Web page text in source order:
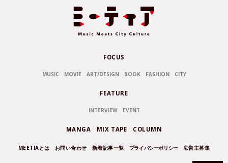
FOCUS
MUSIC MOVIE ART/DESIGN BOOK FASHION CITY
FEATURE
INTERVIEW EVENT
MANGA MIX TAPE COLUMN
MEETIAとは お問い合わせ 新着記事一覧 プライバシーポリシー 広告主募集